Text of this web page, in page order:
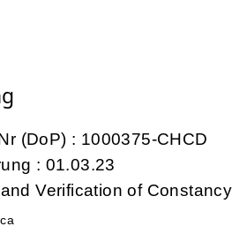
(DoP) : 1000375-CHCD
: 01.03.23
Verification of
ca